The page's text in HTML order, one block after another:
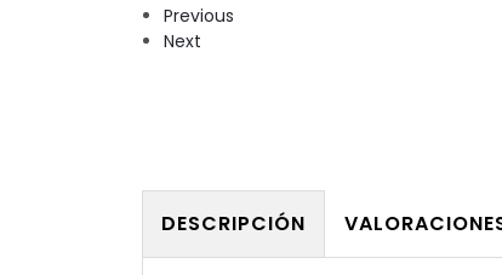
Previous
Next
DESCRIPCIÓN